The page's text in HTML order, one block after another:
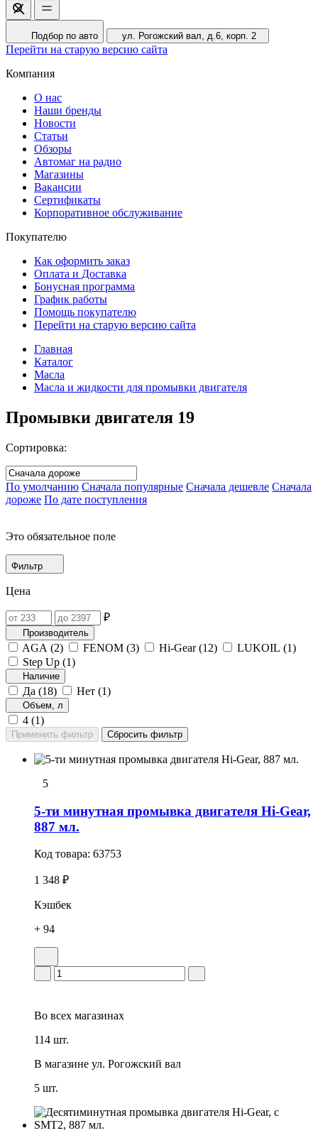
Подбор по авто ул. Рогожский вал, д.6, корп. 2
Перейти на старую версию сайта
Компания
О нас
Наши бренды
Новости
Статьи
Обзоры
Автомаг на радио
Магазины
Вакансии
Сертификаты
Корпоративное обслуживание
Покупателю
Как оформить заказ
Оплата и Доставка
Бонусная программа
График работы
Помощь покупателю
Перейти на старую версию сайта
Главная
Каталог
Масла
Масла и жидкости для промывки двигателя
Промывки двигателя 19
Сортировка:
По умолчанию Сначала популярные Сначала дешевле Сначала
дороже По дате поступления
Это обязательное поле
Фильтр
Цена
₽
Производитель
AGA (2) FENOM (3) Hi-Gear (12) LUKOIL (1)
Step Up (1)
Наличие
Да (18) Нет (1)
Объем, л
4 (1)
5
5-ти минутная промывка двигателя Hi-Gear,
887 мл.
Код товара: 63753
1 348 ₽
Кэшбек
+ 94
Во всех магазинах
114 шт.
В магазине ул. Рогожский вал
5 шт.